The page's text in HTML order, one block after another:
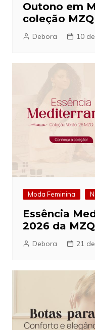
Outono em
coleção MZQ
Debora 10
Moda Feminina
Essência
2026 da MZQ
Debora 21